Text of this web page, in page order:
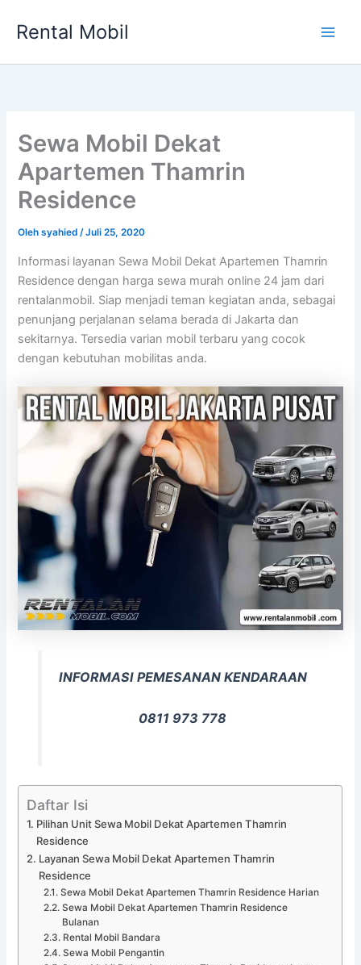
Rental Mobil
Sewa Mobil Dekat
Apartemen Thamrin
Residence
Olehsyahied/Juli 25, 2020
Informasi layanan Sewa Mobil Dekat Apartemen Thamrin
Residence dengan harga sewa murah online 24 jam dari
rentalanmobil. Siap menjadi teman kegiatan anda, sebagai
penunjang perjalanan selama berada di Jakarta dan
sekitarnya. Tersedia varian mobil terbaru yang cocok
dengan kebutuhan mobilitas anda.
INFORMASI PEMESANAN KENDARAAN
0811 973 778
Daftar Isi
Pilihan Unit Sewa Mobil Dekat Apartemen Thamrin
Residence
Layanan Sewa Mobil Dekat Apartemen Thamrin
Residence
Sewa Mobil Dekat Apartemen Thamrin Residence Harian
Sewa Mobil Dekat Apartemen Thamrin Residence
Bulanan
Rental Mobil Bandara
Sewa Mobil Pengantin